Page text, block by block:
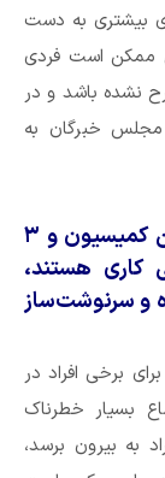
بیشتری به دست
ممکن است فردی
نشده باشد و در
خبرگان به
به همین دلیل است که من می‌گویم این کمیسیون و ۳
کاری هستند،
و سرنوشت‌ساز
برخی افراد در
بسیار خطرناک
به بیرون برسد،